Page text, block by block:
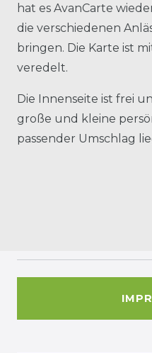
hat es AvanCarte
die verschiedenen
bringen. Die Karte ist
veredelt.
Die Innenseite ist frei
große und kleine
passender Umschlag